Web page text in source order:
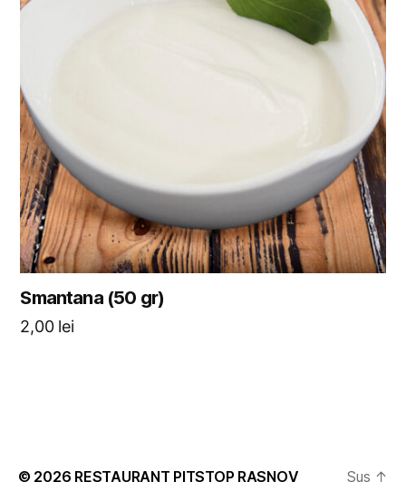
Smantana (50 gr)
2,00 lei
© 2026 RESTAURANT PITSTOP RASNOV Sus ↑